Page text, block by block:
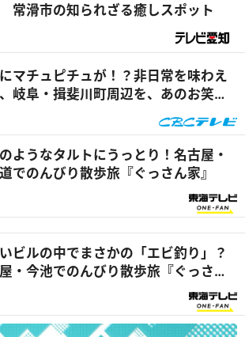
常滑市の知られざる癒しスポット
マチュピチュが！？非日常を味わえ
岐阜・揖斐川町周辺を、あのお笑い
ようなタルトにうっとり！名古屋・
でのんびり散歩旅『ぐっさん家』
ビルの中でまさかの「エビ釣り」？
・今池でのんびり散歩旅『ぐっさん